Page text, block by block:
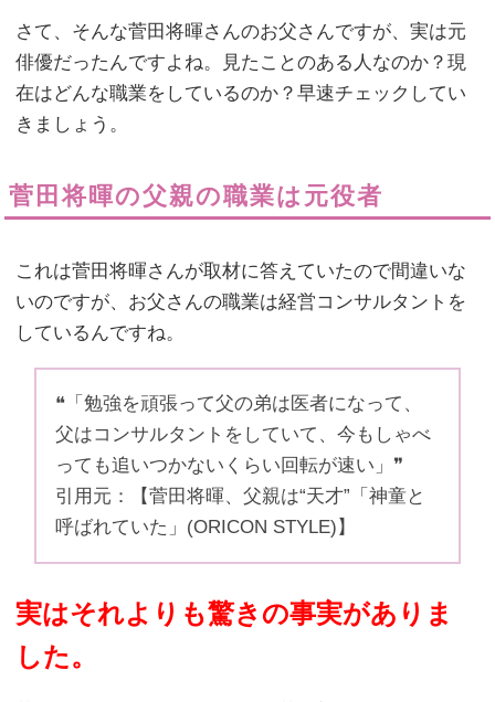
さて、そんな菅田将暉さんのお父さんですが、実は元
俳優だったんですよね。見たことのある人なのか？現
在はどんな職業をしているのか？早速チェックしてい
きましょう。
菅田将暉の父親の職業は元役者
これは菅田将暉さんが取材に答えていたので間違いな
いのですが、お父さんの職業は経営コンサルタントを
しているんですね。
❝「勉強を頑張って父の弟は医者になって、
父はコンサルタントをしていて、今もしゃべ
っても追いつかないくらい回転が速い」❞
引用元：【菅田将暉、父親は“天才”「神童と
呼ばれていた」(ORICON STYLE)】
実はそれよりも驚きの事実がありま
した。